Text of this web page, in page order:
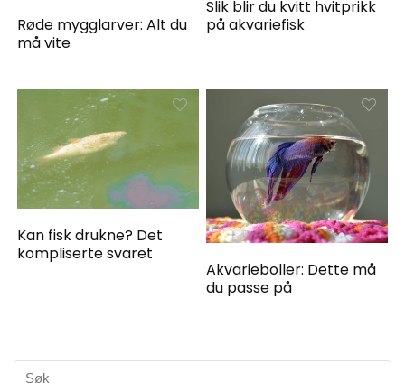
Røde mygglarver: Alt du
må vite
Slik blir du kvitt hvitprikk
på akvariefisk
Kan fisk drukne? Det
kompliserte svaret
Akvarieboller: Dette må
du passe på